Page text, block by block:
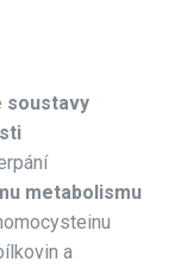
soustavy
metabolismu
a